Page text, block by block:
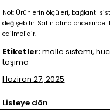
Not: Ürünlerin ölçüleri, bağlantı
değişebilir. Satın alma
edilmelidir.
Etiketler:molle sistemi,
taşıma
Haziran 27, 2025
Listeye dön